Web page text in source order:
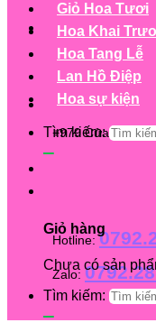
+979 Cửa hàng
Hotline:
Zalo:
Giỏ Hoa Tươi
Hoa Khai
Hoa Tang Lễ
Lan Hồ Điệp
Hoa sự kiện
Tìm kiếm:
Giỏ hàng
Chưa có sản
Tìm kiếm: